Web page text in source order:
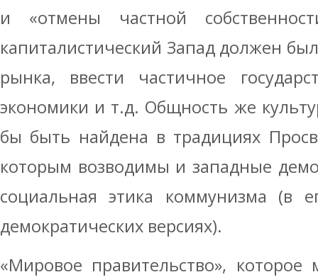
и «отмены частной
капиталистический Запад должен
рынка, ввести частичное
экономики и т.д. Общность же
бы быть найдена в традициях
которым возводимы и западные
социальная этика коммунизма (в
демократических версиях).
«Мировое правительство»,